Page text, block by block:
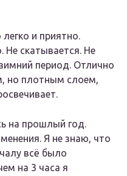
и приятно.
Не скатывается. Не
период. Отлично
но плотным слоем,
на прошлый год.
Я не знаю, что
всё было
на 3 часа я